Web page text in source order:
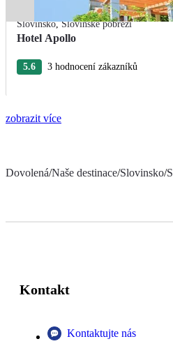
Slovinsko,Slovinské pobřeží
Hotel Apollo
5.6
3 hodnocení zákazníků
zobrazit více
Dovolená/Naše destinace/Slovinsko/
Kontakt
Kontaktujte nás